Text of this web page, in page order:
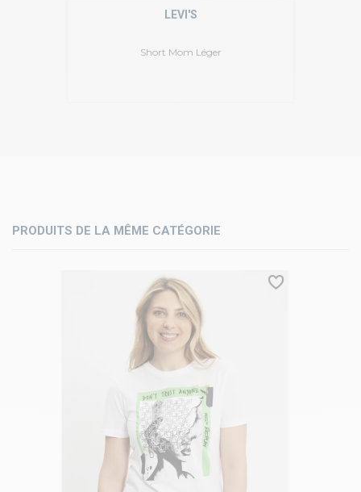
Short Mom Léger
LEVI'S
PRODUITS DE LA MÊME CATÉGORIE